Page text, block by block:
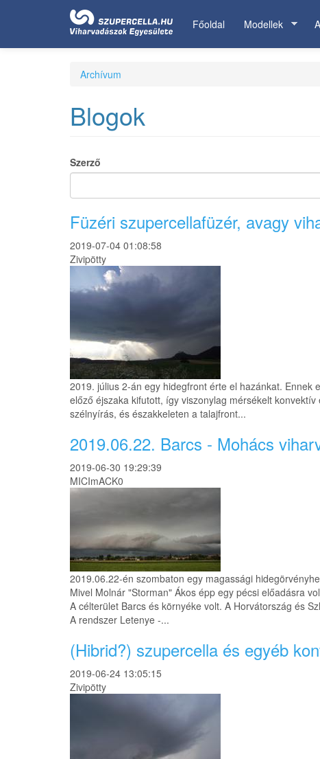
Főoldal Modellek
Archívum
Blogok
Szerző
Füzéri szupercellafüzér, avagy
2019-07-04 01:08:58
Zivipötty
2019. július 2-án egy hidegfront érte el hazánkat.
előző éjszaka kifutott, így viszonylag mérsékelt
szélnyírás, és északkeleten a talajfront...
2019.06.22. Barcs - Mohács
2019-06-30 19:29:39
MICImACK0
2019.06.22-én szombaton egy magassági
Mivel Molnár "Storman" Ákos épp egy pécsi előadásra
A célterület Barcs és környéke volt. A Horvátország és
A rendszer Letenye -...
(Hibrid?) szupercella és egyéb
2019-06-24 13:05:15
Zivipötty